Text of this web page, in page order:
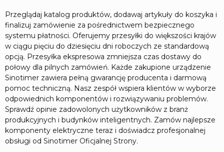
Przeglądaj katalog produktów, dodawaj artykuły do koszyka i
finalizuj zamówienie za pośrednictwem bezpiecznego
systemu płatności. Oferujemy przesyłki do większości krajów
w ciągu pięciu do dziesięciu dni roboczych ze standardową
opcją. Przesyłka ekspresowa zmniejsza czas dostawy do
połowy dla pilnych zamówień. Każde zakupione urządzenie
Sinotimer zawiera pełną gwarancję producenta i darmową
pomoc techniczną. Nasz zespół wspiera klientów w wyborze
odpowiednich komponentów i rozwiązywaniu problemów.
Sprawdź opinie zadowolonych użytkowników z branż
produkcyjnych i budynków inteligentnych. Zamów najlepsze
komponenty elektryczne teraz i doświadcz profesjonalnej
obsługi od Sinotimer Oficjalnej Strony.